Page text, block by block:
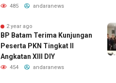
485 andaranews
2 year ago
BP Batam Terima Kunjungan
Peserta PKN Tingkat II
Angkatan XIII DIY
454 andaranews